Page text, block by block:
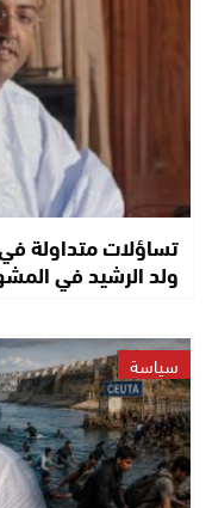
تساؤلات متداولة
ولد الرشيد في
سياسة